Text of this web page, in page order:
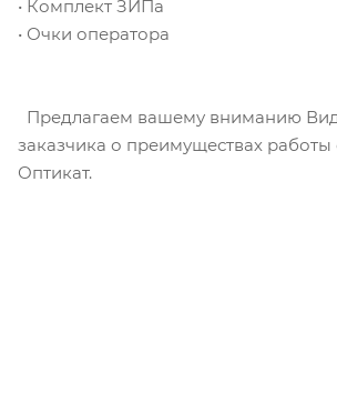
• Комплект ЗИПа
• Очки оператора
Предлагаем вашему вниманию
заказчика о преимуществах
Оптикат.